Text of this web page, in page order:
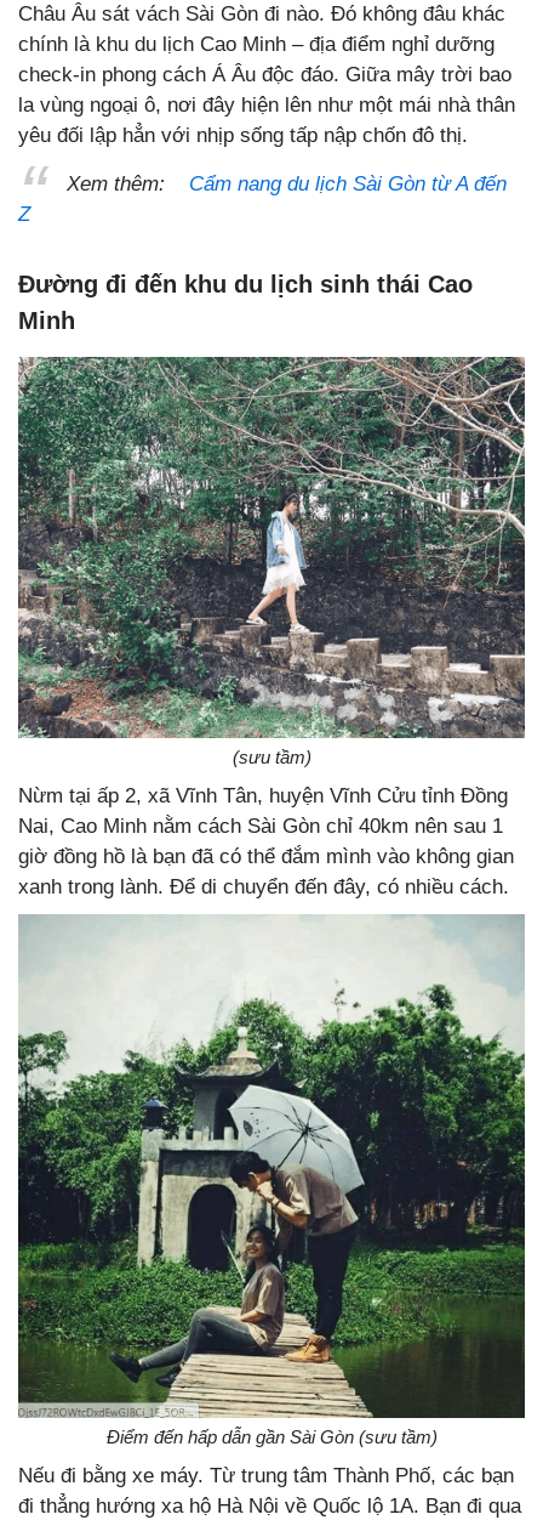
Châu Âu sát vách Sài Gòn đi nào. Đó không đâu khác
chính là khu du lịch Cao Minh – địa điểm nghỉ dưỡng
check-in phong cách Á Âu độc đáo. Giữa mây trời bao
la vùng ngoại ô, nơi đây hiện lên như một mái nhà thân
yêu đối lập hẳn với nhịp sống tấp nập chốn đô thị.
Xem thêm: Cẩm nang du lịch Sài Gòn từ A đến
Z
Đường đi đến khu du lịch sinh thái Cao
Minh
(sưu tầm)
Nừm tại ấp 2, xã Vĩnh Tân, huyện Vĩnh Cửu tỉnh Đồng
Nai, Cao Minh nằm cách Sài Gòn chỉ 40km nên sau 1
giờ đồng hồ là bạn đã có thể đắm mình vào không gian
xanh trong lành. Để di chuyển đến đây, có nhiều cách.
Điểm đến hấp dẫn gần Sài Gòn (sưu tầm)
Nếu đi bằng xe máy. Từ trung tâm Thành Phố, các bạn
đi thẳng hướng xa hộ Hà Nội về Quốc lộ 1A. Bạn đi qua